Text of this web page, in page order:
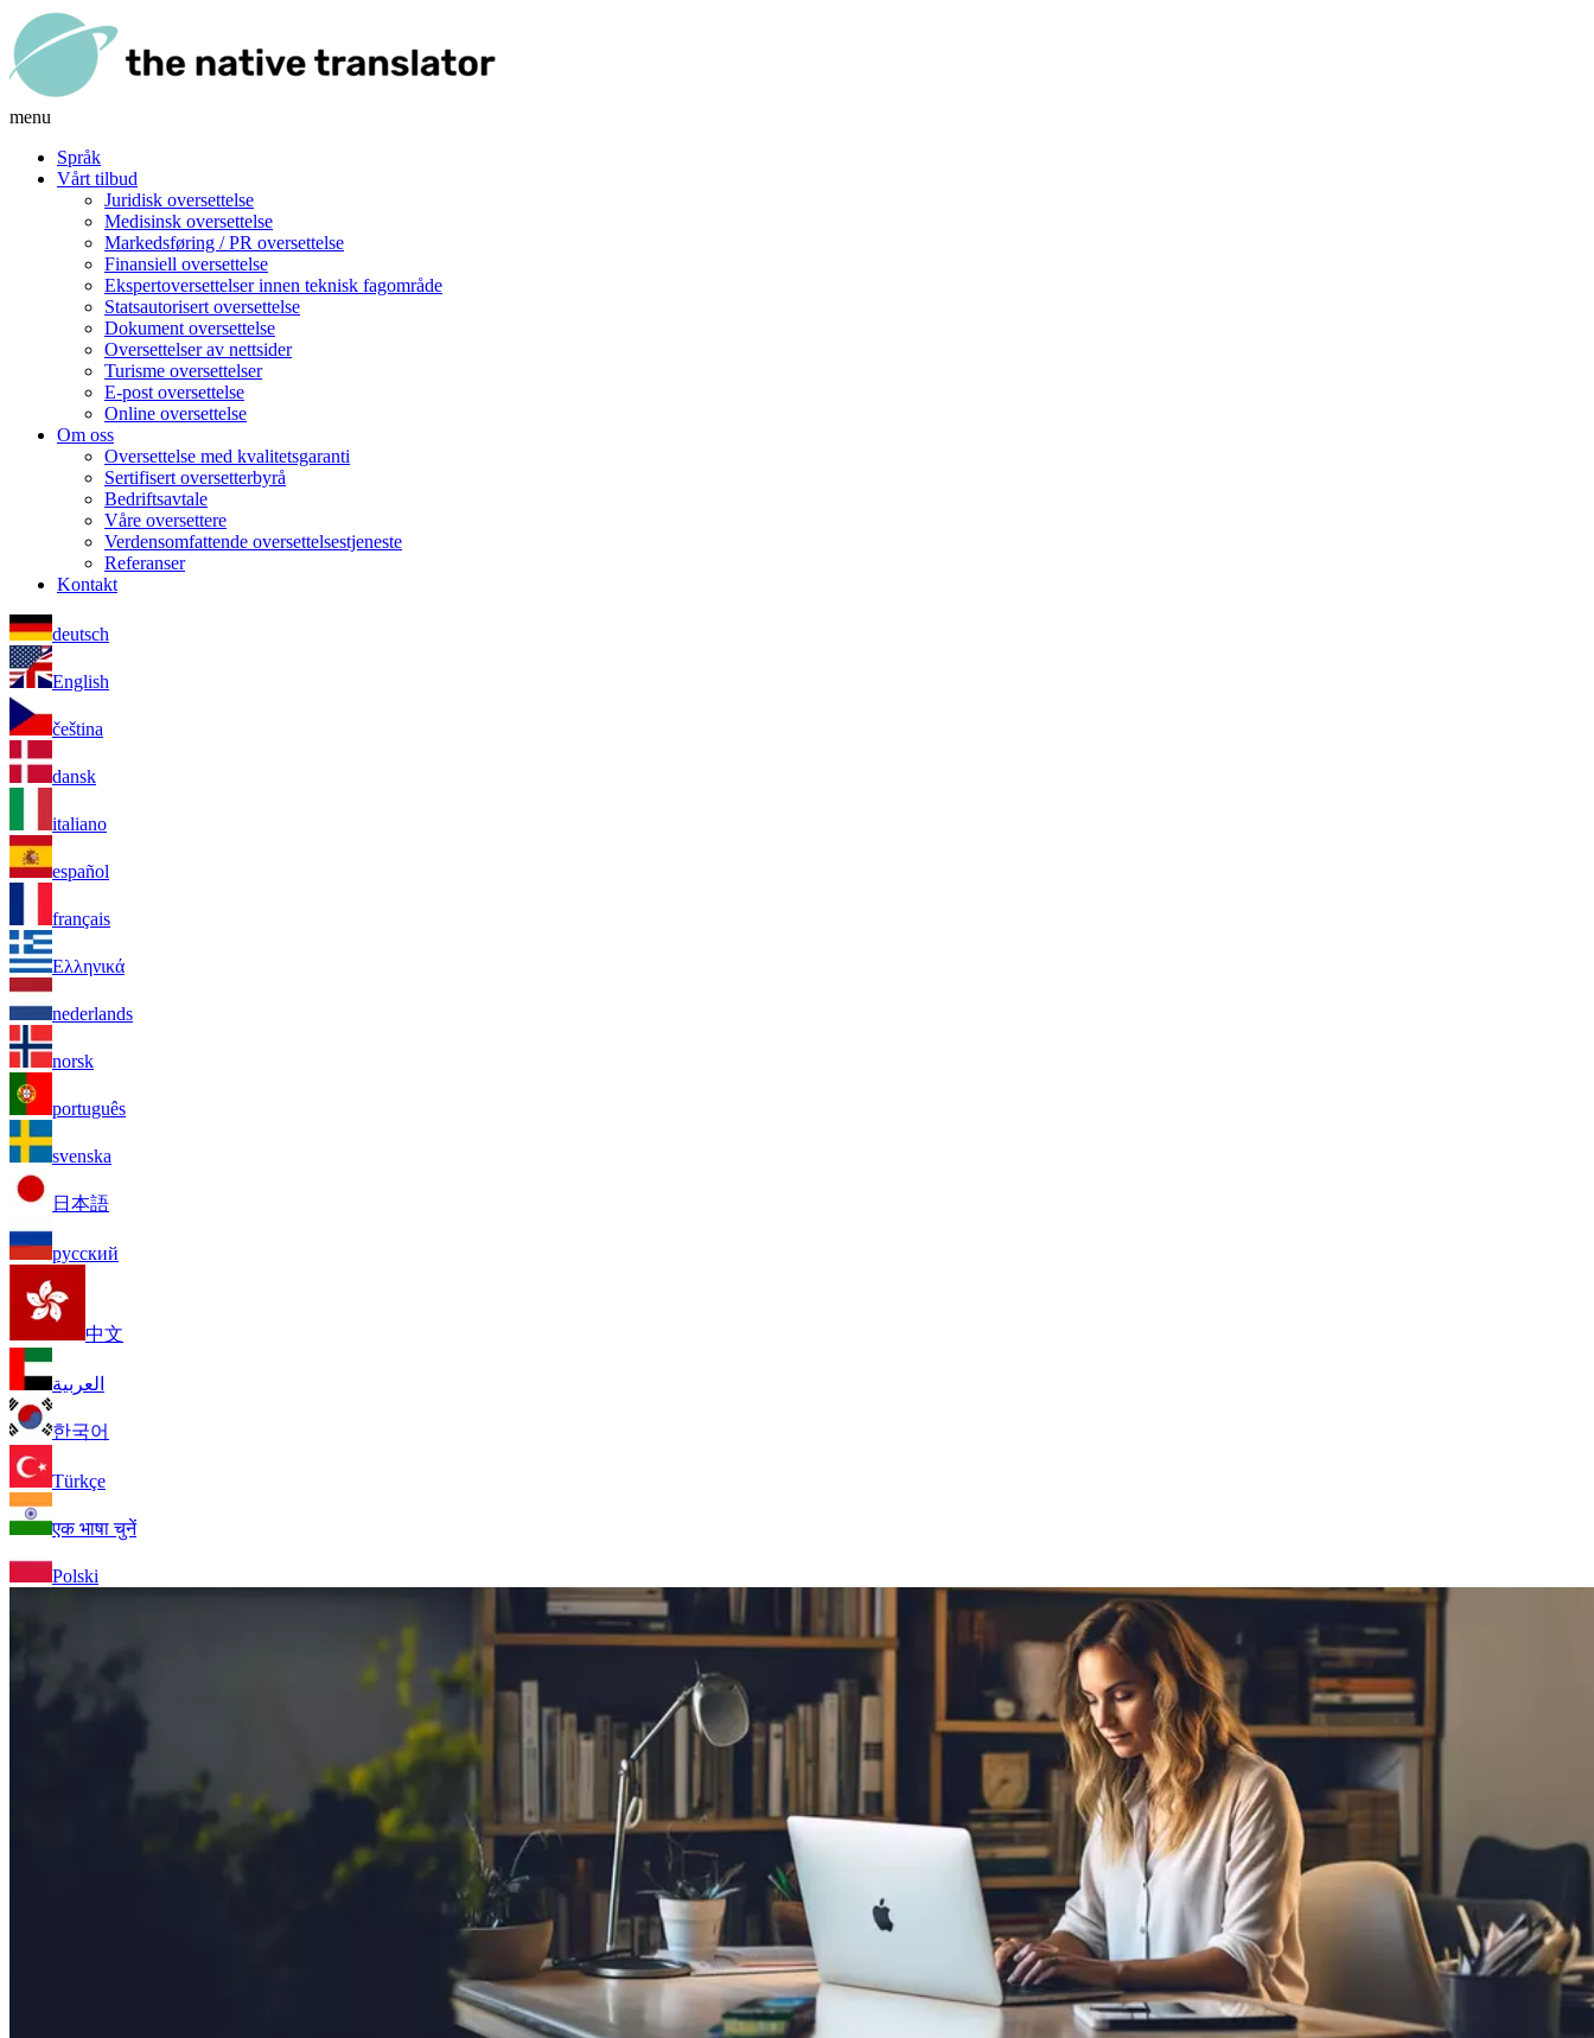
menu
Språk
Vårt tilbud
Juridisk oversettelse
Medisinsk oversettelse
Markedsføring / PR oversettelse
Finansiell oversettelse
Ekspertoversettelser innen teknisk fagområde
Statsautorisert oversettelse
Dokument oversettelse
Oversettelser av nettsider
Turisme oversettelser
E-post oversettelse
Online oversettelse
Om oss
Oversettelse med kvalitetsgaranti
Sertifisert oversetterbyrå
Bedriftsavtale
Våre oversettere
Verdensomfattende oversettelsestjeneste
Referanser
Kontakt
deutsch
English
čeština
dansk
italiano
español
français
Ελληνικά
nederlands
norsk
português
svenska
日本語
русский
中文
العربية
한국어
Türkçe
एक भाषा चुनें
Polski